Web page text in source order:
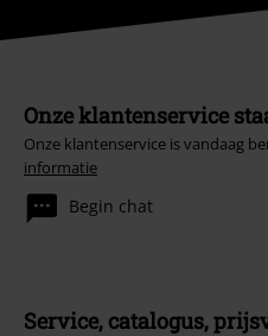
Onze klantenservice
Onze klantenservice is vandaag
informatie
Begin chat
Service, catalogus,